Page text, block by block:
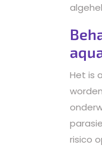
Het is
risico